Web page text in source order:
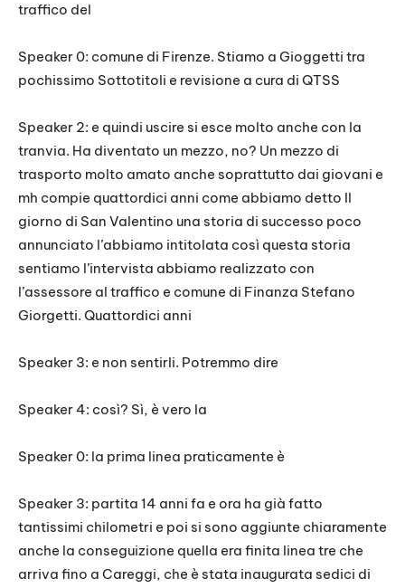
traffico del
Speaker 0: comune di Firenze. Stiamo a Gioggetti tra
pochissimo Sottotitoli e revisione a cura di QTSS
Speaker 2: e quindi uscire si esce molto anche con la
tranvia. Ha diventato un mezzo, no? Un mezzo di
trasporto molto amato anche soprattutto dai giovani e
mh compie quattordici anni come abbiamo detto Il
giorno di San Valentino una storia di successo poco
annunciato l’abbiamo intitolata così questa storia
sentiamo l’intervista abbiamo realizzato con
l’assessore al traffico e comune di Finanza Stefano
Giorgetti. Quattordici anni
Speaker 3: e non sentirli. Potremmo dire
Speaker 4: così? Sì, è vero la
Speaker 0: la prima linea praticamente è
Speaker 3: partita 14 anni fa e ora ha già fatto
tantissimi chilometri e poi si sono aggiunte chiaramente
anche la conseguizione quella era finita linea tre che
arriva fino a Careggi, che è stata inaugurata sedici di